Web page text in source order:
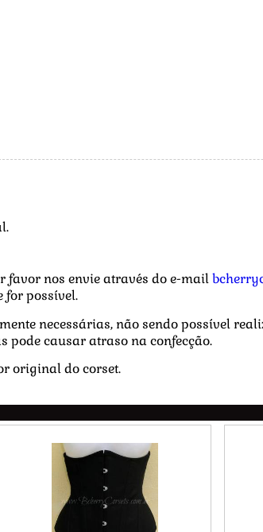
favor nos envie através do e-mail
for possível.
necessárias, não sendo possível
pode causar atraso na confecção.
original do corset.